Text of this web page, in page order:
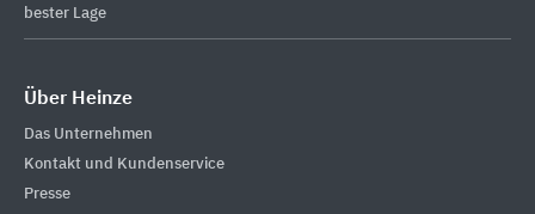
bester Lage
Über Heinze
Das Unternehmen
Kontakt und Kundenservice
Presse